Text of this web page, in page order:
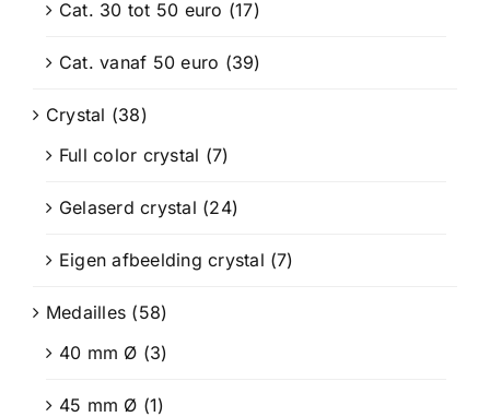
Cat. 30 tot 50 euro (17)
Cat. vanaf 50 euro (39)
Crystal (38)
Full color crystal (7)
Gelaserd crystal (24)
Eigen afbeelding crystal (7)
Medailles (58)
40 mm Ø (3)
45 mm Ø (1)